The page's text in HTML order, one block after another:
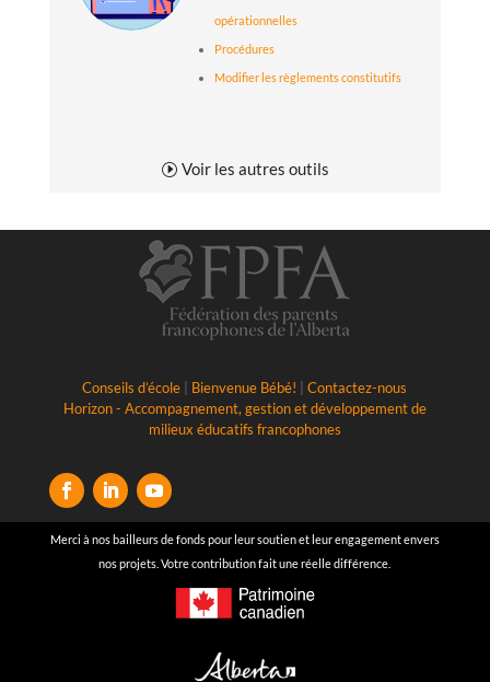
opérationnelles
Procédures
Modifier les règlements constitutifs
Voir les autres outils
Conseils d’école Bienvenue Bébé! |Contactez-nous
Horizon - Accompagnement, gestion et développement de
milieux éducatifs francophones
Merci à nos bailleurs de fonds pour leur soutien et leur engagement envers
nos projets. Votre contribution fait une réelle différence.